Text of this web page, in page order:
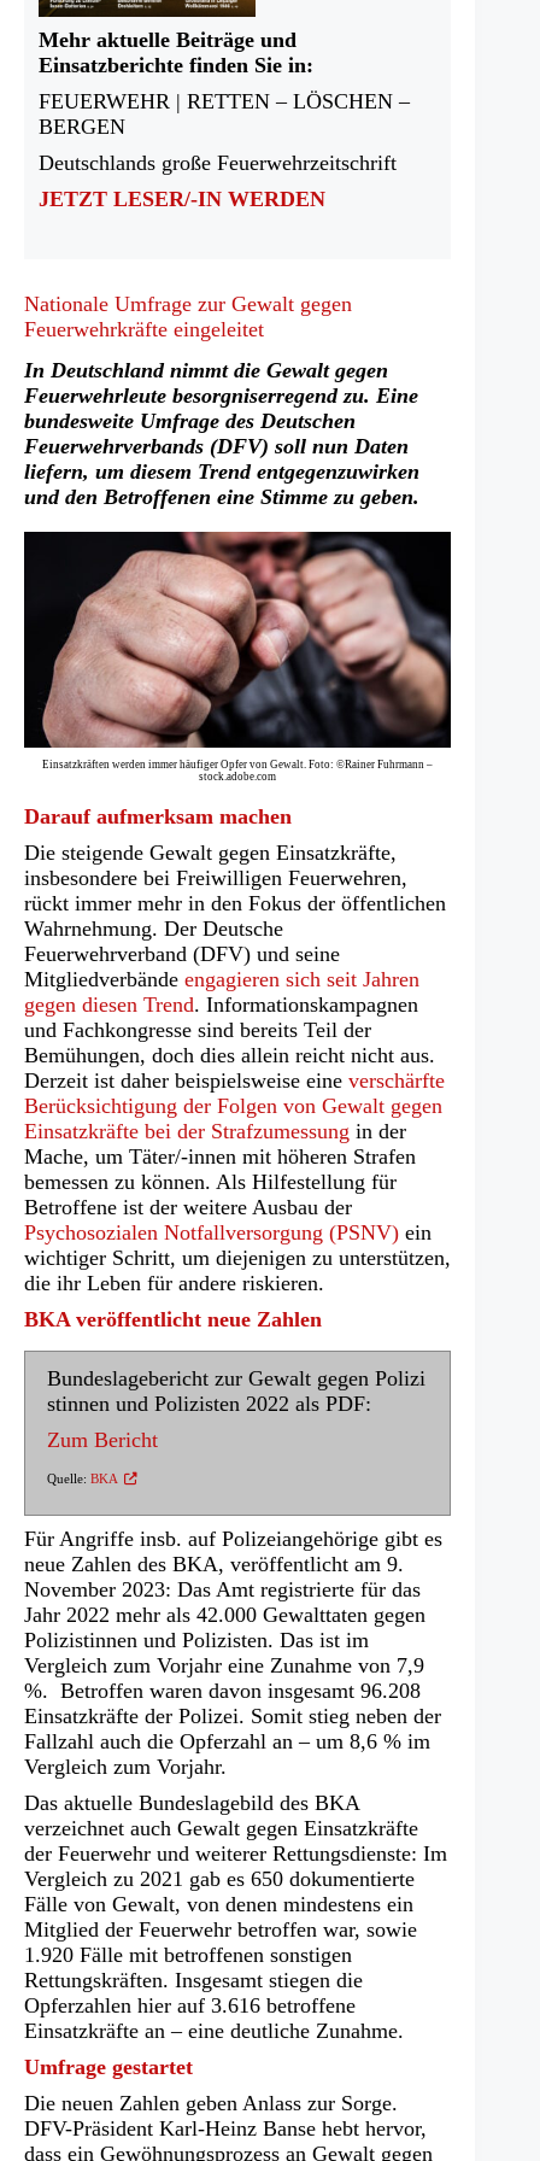
Mehr aktuelle Beiträge und
Einsatzberichte finden Sie in:
FEUERWEHR | RETTEN – LÖSCHEN –
BERGEN
Deutschlands große Feuerwehrzeitschrift
JETZT LESER/-IN WERDEN
Nationale Umfrage zur Gewalt gegen
Feuerwehrkräfte eingeleitet
In Deutschland nimmt die Gewalt gegen
Feuerwehrleute besorgniserregend zu. Eine
bundesweite Umfrage des Deutschen
Feuerwehrverbands (DFV) soll nun Daten
liefern, um diesem Trend entgegenzuwirken
und den Betroffenen eine Stimme zu geben.
Einsatzkräften werden immer häufiger Opfer von Gewalt. Foto: ©Rainer Fuhrmann –
stock.adobe.com
Darauf aufmerksam machen
Die steigende Gewalt gegen Einsatzkräfte,
insbesondere bei Freiwilligen Feuerwehren,
rückt immer mehr in den Fokus der öffentlichen
Wahrnehmung. Der Deutsche
Feuerwehrverband (DFV) und seine
Mitgliedverbände engagieren sich seit Jahren
gegen diesen Trend. Informationskampagnen
und Fachkongresse sind bereits Teil der
Bemühungen, doch dies allein reicht nicht aus.
Derzeit ist daher beispielsweise eine verschärfte
Berücksichtigung der Folgen von Gewalt gegen
Einsatzkräfte bei der Strafzumessung in der
Mache, um Täter/-innen mit höheren Strafen
bemessen zu können. Als Hilfestellung für
Betroffene ist der weitere Ausbau der
Psychosozialen Notfallversorgung (PSNV) ein
wichtiger Schritt, um diejenigen zu unterstützen,
die ihr Leben für andere riskieren.
BKA veröffentlicht neue Zahlen
Bundeslagebericht zur Gewalt gegen Polizi
stinnen und Polizisten 2022 als PDF:
Zum Bericht
Quelle: BKAf
t
i
n
e
e
n
u
e
n
T
a
Für Angriffe insb. auf Polizeiangehörige gibt es
neue Zahlen des BKA, veröffentlicht am 9.
November 2023: Das Amt registrierte für das
Jahr 2022 mehr als 42.000 Gewalttaten gegen
Polizistinnen und Polizisten. Das ist im
Vergleich zum Vorjahr eine Zunahme von 7,9
%. Betroffen waren davon insgesamt 96.208
Einsatzkräfte der Polizei. Somit stieg neben der
Fallzahl auch die Opferzahl an – um 8,6 % im
Vergleich zum Vorjahr.
Das aktuelle Bundeslagebild des BKA
verzeichnet auch Gewalt gegen Einsatzkräfte
der Feuerwehr und weiterer Rettungsdienste: Im
Vergleich zu 2021 gab es 650 dokumentierte
Fälle von Gewalt, von denen mindestens ein
Mitglied der Feuerwehr betroffen war, sowie
1.920 Fälle mit betroffenen sonstigen
Rettungskräften. Insgesamt stiegen die
Opferzahlen hier auf 3.616 betroffene
Einsatzkräfte an – eine deutliche Zunahme.
Umfrage gestartet
Die neuen Zahlen geben Anlass zur Sorge.
DFV-Präsident Karl-Heinz Banse hebt hervor,
dass ein Gewöhnungsprozess an Gewalt gegen